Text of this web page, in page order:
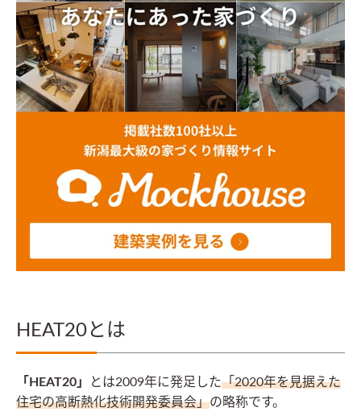
HEAT20とは
「HEAT20」 とは2009年に発足した「2020年を見据えた
住宅の高断熱化技術開発委員会」の略称です。